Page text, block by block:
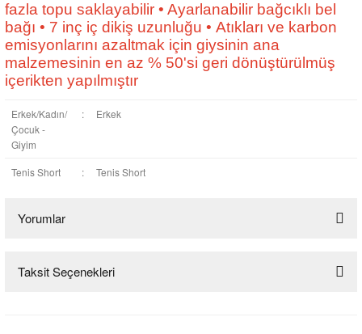
fazla topu saklayabilir • Ayarlanabilir bağcıklı bel
bağı • 7 inç iç dikiş uzunluğu • Atıkları ve karbon
emisyonlarını azaltmak için giysinin ana
malzemesinin en az % 50'si geri dönüştürülmüş
içerikten yapılmıştır
Erkek/Kadın/
Çocuk -
Giyim
: Erkek
Tenis Short : Tenis Short
Yorumlar
Bu ürüne ilk yorumu siz yapın!
Taksit Seçenekleri